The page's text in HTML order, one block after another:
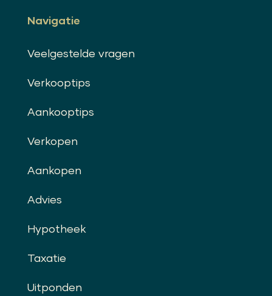
Navigatie
Veelgestelde vragen
Verkooptips
Aankooptips
Verkopen
Aankopen
Advies
Hypotheek
Taxatie
Uitponden